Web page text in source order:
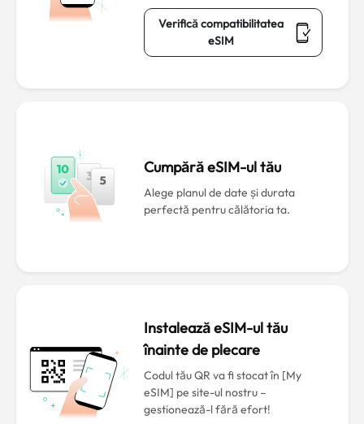
Verifică compatibilitatea
eSIM
Cumpără eSIM-ul tău
Alege planul de date și durata
perfectă pentru călătoria ta.
Instalează eSIM-ul tău
înainte de plecare
Codul tău QR va fi stocat în [My
eSIM] pe site-ul nostru –
gestionează-l fără efort!